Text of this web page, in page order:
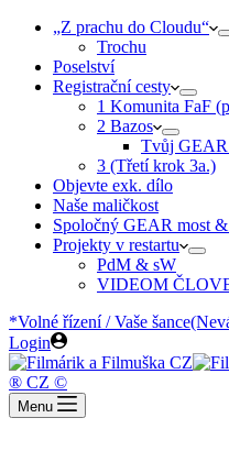
„Z prachu do Cloudu“
Trochu
Poselství
Registrační cesty
1 Komunita FaF
2 Bazos
Tvůj GEAR
3 (Třetí krok 3a.)
Objevte exk. dílo
Naše maličkost
Spoločný GEAR most
Projekty v restartu
PdM & sW
VIDEOM
*Volné řízení / Vaše šance
Login
® CZ ©
Menu